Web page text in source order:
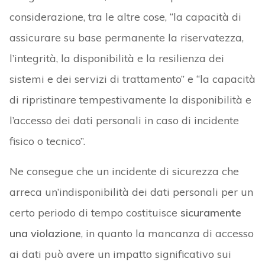
considerazione, tra le altre cose, “la capacità di
assicurare su base permanente la riservatezza,
l’integrità, la disponibilità e la resilienza dei
sistemi e dei servizi di trattamento” e “la capacità
di ripristinare tempestivamente la disponibilità e
l’accesso dei dati personali in caso di incidente
fisico o tecnico”.
Ne consegue che un incidente di sicurezza che
arreca un’indisponibilità dei dati personali per un
certo periodo di tempo costituisce sicuramente
una violazione, in quanto la mancanza di accesso
ai dati può avere un impatto significativo sui